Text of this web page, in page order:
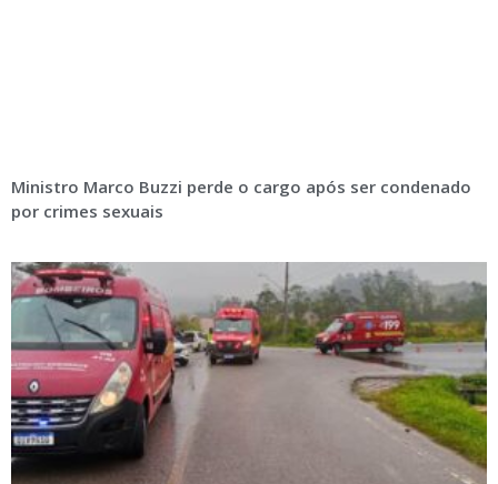
Ministro Marco Buzzi perde o cargo após ser condenado
por crimes sexuais